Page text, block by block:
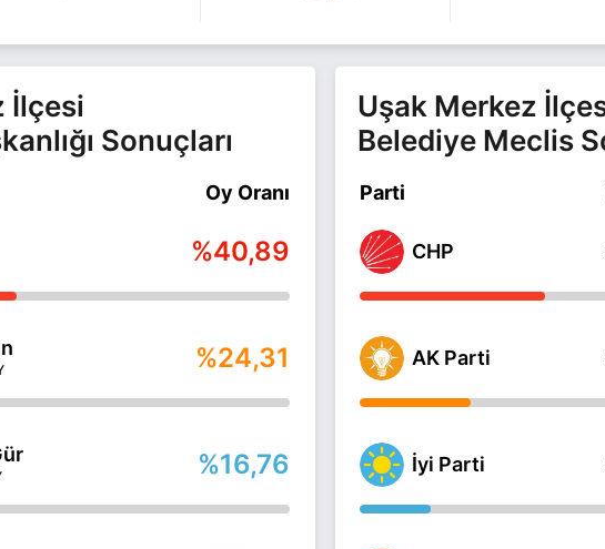
İlçesi
Sonuçları
Oy Oranı
%40,89
%24,31
%16,76
Uşak Merkez
Belediye Meclis
Parti
CHP
AK Parti
İyi Parti